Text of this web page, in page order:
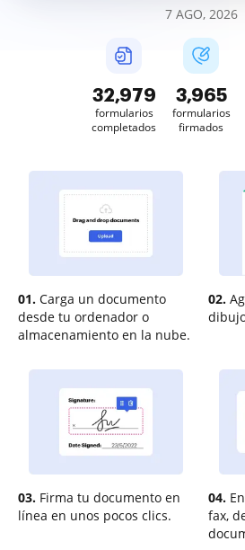
7 AGO, 2026
32,979
formularios
completados
3,965
formularios
firmados
01. Carga un documento
desde tu ordenador o
almacenamiento en la nube.
02.
03. Firma tu documento en
línea en unos pocos clics.
04.
fax,